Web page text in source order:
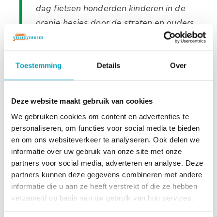
Toestemming Details Over
Deze website maakt gebruik van cookies
We gebruiken cookies om content en advertenties te
personaliseren, om functies voor social media te bieden
en om ons websiteverkeer te analyseren. Ook delen we
informatie over uw gebruik van onze site met onze
partners voor social media, adverteren en analyse. Deze
partners kunnen deze gegevens combineren met andere
informatie die u aan ze heeft verstrekt of die ze hebben
verzameld op basis van uw gebruik van hun services.
dag fietsen honderden kinderen in de
oranje hesjes door de straten en ouders
helpen mee op de controleposten. Dat
afloop stappen deze kinderen weer een
stukje zelfverzekerder op de fiets. Mooi
Grafisch afbeelding